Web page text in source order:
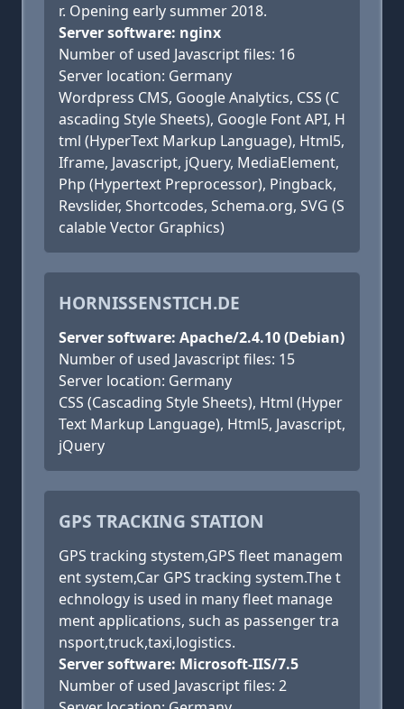
r. Opening early summer 2018.
Server software: nginx
Number of used Javascript files: 16
Server location: Germany
Wordpress CMS, Google Analytics, CSS (C
ascading Style Sheets), Google Font API, H
tml (HyperText Markup Language), Html5,
Iframe, Javascript, jQuery, MediaElement,
Php (Hypertext Preprocessor), Pingback,
Revslider, Shortcodes, Schema.org, SVG (S
calable Vector Graphics)
HORNISSENSTICH.DE
Server software: Apache/2.4.10 (Debian)
Number of used Javascript files: 15
Server location: Germany
CSS (Cascading Style Sheets), Html (Hyper
Text Markup Language), Html5, Javascript,
jQuery
GPS TRACKING STATION
GPS tracking stystem,GPS fleet managem
ent system,Car GPS tracking system.The t
echnology is used in many fleet manage
ment applications, such as passenger tra
nsport,truck,taxi,logistics.
Server software: Microsoft-IIS/7.5
Number of used Javascript files: 2